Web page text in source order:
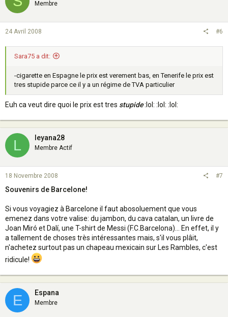
Membre
24 Avril 2008 #6
Sara75 a dit:
-cigarette en Espagne le prix est verement bas, en Tenerife le prix est
tres stupide parce ce il y a un régime de TVA particulier
Euh ca veut dire quoi le prix est tres stupide:lol: :lol: :lol:
L leyana28
Membre Actif
18 Novembre 2008 #7
Souvenirs de Barcelone!
Si vous voyagiez à Barcelone il faut abosoluement que vous
emenez dans votre valise: du jambon, du cava catalan, un livre de
Joan Miró et Dalí, une T-shirt de Messi (F.C.Barcelona)... En effet, il y
a tallement de choses très intéressantes mais, s'il vous plâit,
n'achetez surtout pas un chapeau mexicain sur Les Rambles, c'est
ridicule!
E Espana
Membre